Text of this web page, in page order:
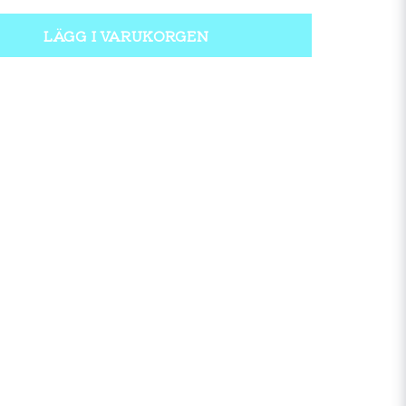
LÄGG I VARUKORGEN